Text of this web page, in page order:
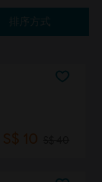
排序方式